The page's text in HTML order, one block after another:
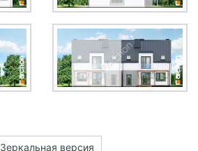
Зеркальная версия